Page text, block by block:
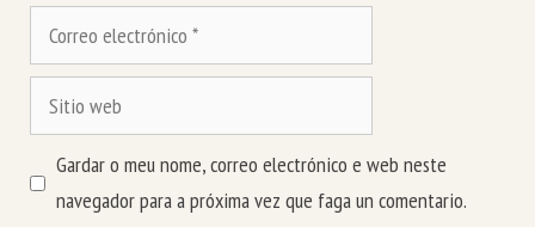
Correo
electrónico
Sitio
web
Gardar o meu nome, correo electrónico e web neste
navegador para a próxima vez que faga un comentario.